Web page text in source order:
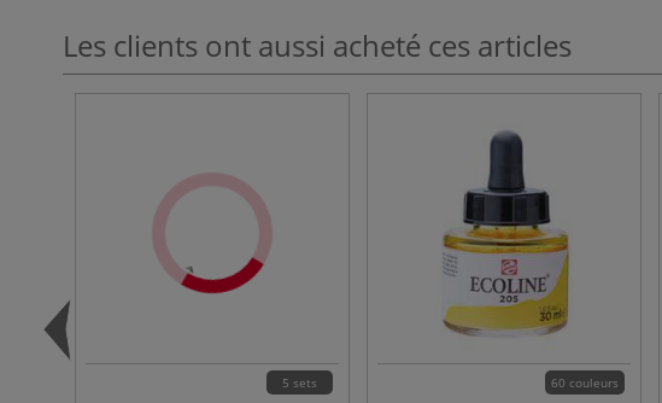
Les clients ont aussi acheté ces articles
5 sets 60 couleurs